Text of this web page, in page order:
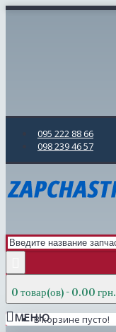
095 222 88 66
098 239 46 57
0 товар(ов) - 0.00 грн.
В корзине пусто!
МЕНЮ